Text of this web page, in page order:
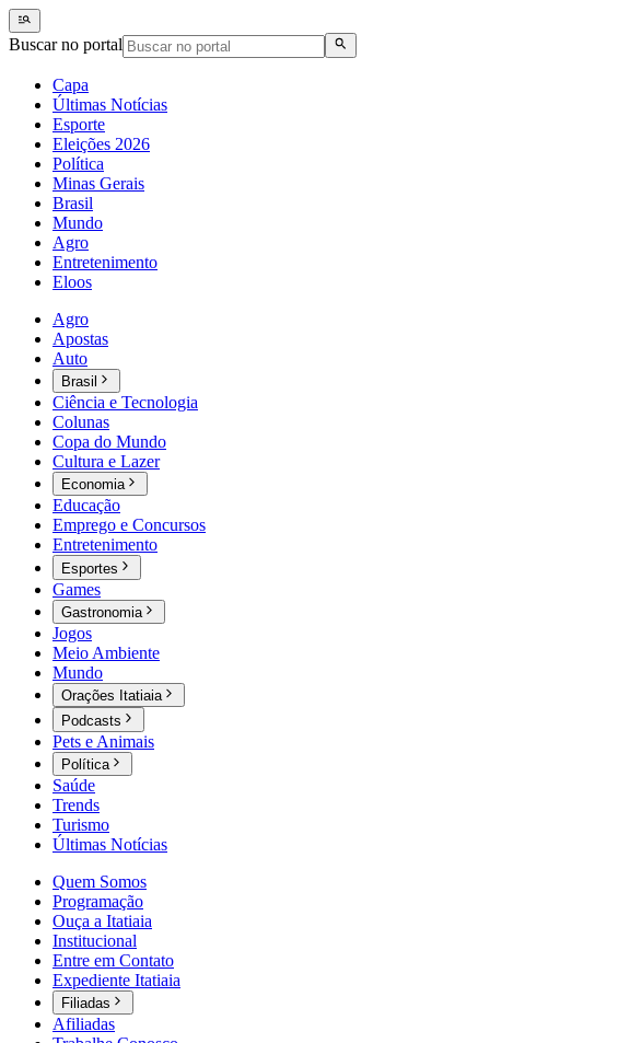
Buscar no portal
Capa
Últimas Notícias
Esporte
Eleições 2026
Política
Minas Gerais
Brasil
Mundo
Agro
Entretenimento
Eloos
Agro
Apostas
Auto
Brasil
Ciência e Tecnologia
Colunas
Copa do Mundo
Cultura e Lazer
Economia
Educação
Emprego e Concursos
Entretenimento
Esportes
Games
Gastronomia
Jogos
Meio Ambiente
Mundo
Orações Itatiaia
Podcasts
Pets e Animais
Política
Saúde
Trends
Turismo
Últimas Notícias
Quem Somos
Programação
Ouça a Itatiaia
Institucional
Entre em Contato
Expediente Itatiaia
Filiadas
Afiliadas